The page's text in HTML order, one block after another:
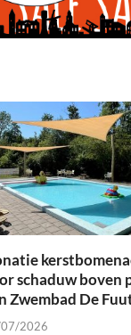
schaduw boven
Zwembad De
2026